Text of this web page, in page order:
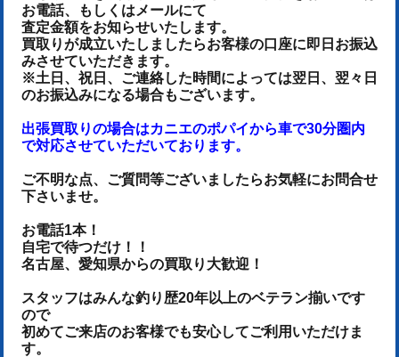
お電話、もしくはメールにて
査定金額をお知らせいたします。
買取りが成立いたしましたらお客様の口座に即日お振込
みさせていただきます。
※土日、祝日、ご連絡した時間によっては翌日、翌々日
のお振込みになる場合もございます。
出張買取りの場合はカニエのポパイから車で30分圏内
で対応させていただいております。
ご不明な点、ご質問等ございましたらお気軽にお問合せ
下さいませ。
お電話1本！
自宅で待つだけ！！
名古屋、愛知県からの買取り大歓迎！
スタッフはみんな釣り歴20年以上のベテラン揃いです
ので
初めてご来店のお客様でも安心してご利用いただけま
す。